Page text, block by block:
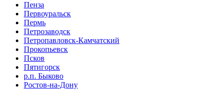
Пенза
Первоуральск
Пермь
Петрозаводск
Петропавловск-Камчатский
Прокопьевск
Псков
Пятигорск
р.п. Быково
Ростов-на-Дону